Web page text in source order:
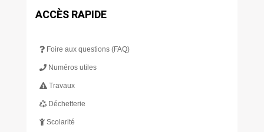
ACCÈS RAPIDE
Foire aux questions (FAQ)
Numéros utiles
Travaux
Déchetterie
Scolarité